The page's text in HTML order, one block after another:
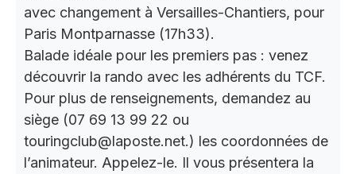
avec changement à Versailles-Chantiers, pour
Paris Montparnasse (17h33).
Balade idéale pour les premiers pas : venez
découvrir la rando avec les adhérents du TCF.
Pour plus de renseignements, demandez au
siège (07 69 13 99 22 ou
touringclub@laposte.net.) les coordonnées de
l’animateur. Appelez-le. Il vous présentera la